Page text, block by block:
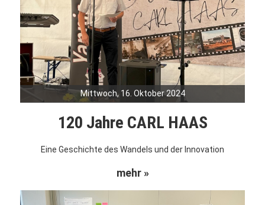
Mittwoch, 16. Oktober 2024
120 Jahre CARL HAAS
Eine Geschichte des Wandels und der Innovation
mehr »